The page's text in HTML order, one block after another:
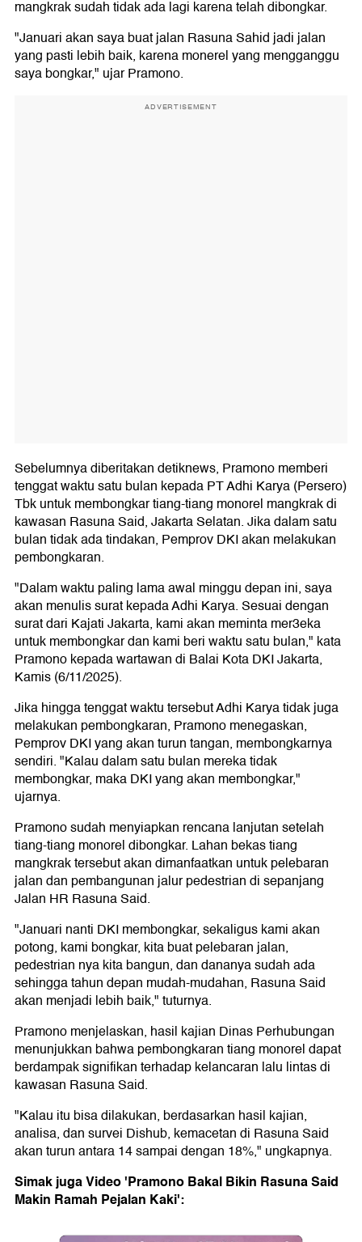
mangkrak sudah tidak ada lagi karena telah dibongkar.
"Januari akan saya buat jalan Rasuna Sahid jadi jalan
yang pasti lebih baik, karena monerel yang mengganggu
saya bongkar," ujar Pramono.
ADVERTISEMENT
Sebelumnya diberitakan detiknews, Pramono memberi
tenggat waktu satu bulan kepada PT Adhi Karya (Persero)
Tbk untuk membongkar tiang-tiang monorel mangkrak di
kawasan Rasuna Said, Jakarta Selatan. Jika dalam satu
bulan tidak ada tindakan, Pemprov DKI akan melakukan
pembongkaran.
"Dalam waktu paling lama awal minggu depan ini, saya
akan menulis surat kepada Adhi Karya. Sesuai dengan
surat dari Kajati Jakarta, kami akan meminta mer3eka
untuk membongkar dan kami beri waktu satu bulan," kata
Pramono kepada wartawan di Balai Kota DKI Jakarta,
Kamis (6/11/2025).
Jika hingga tenggat waktu tersebut Adhi Karya tidak juga
melakukan pembongkaran, Pramono menegaskan,
Pemprov DKI yang akan turun tangan, membongkarnya
sendiri. "Kalau dalam satu bulan mereka tidak
membongkar, maka DKI yang akan membongkar,"
ujarnya.
Pramono sudah menyiapkan rencana lanjutan setelah
tiang-tiang monorel dibongkar. Lahan bekas tiang
mangkrak tersebut akan dimanfaatkan untuk pelebaran
jalan dan pembangunan jalur pedestrian di sepanjang
Jalan HR Rasuna Said.
"Januari nanti DKI membongkar, sekaligus kami akan
potong, kami bongkar, kita buat pelebaran jalan,
pedestrian nya kita bangun, dan dananya sudah ada
sehingga tahun depan mudah-mudahan, Rasuna Said
akan menjadi lebih baik," tuturnya.
Pramono menjelaskan, hasil kajian Dinas Perhubungan
menunjukkan bahwa pembongkaran tiang monorel dapat
berdampak signifikan terhadap kelancaran lalu lintas di
kawasan Rasuna Said.
"Kalau itu bisa dilakukan, berdasarkan hasil kajian,
analisa, dan survei Dishub, kemacetan di Rasuna Said
akan turun antara 14 sampai dengan 18%," ungkapnya.
Simak juga Video 'Pramono Bakal Bikin Rasuna Said
Makin Ramah Pejalan Kaki':